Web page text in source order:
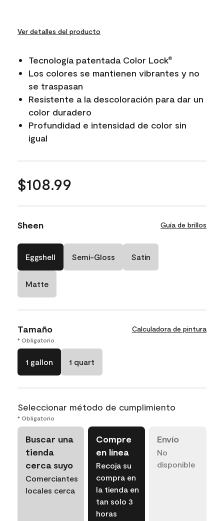
Ver detalles del producto
Tecnología patentada Color Lock®
Los colores se mantienen vibrantes y no
se traspasan
Resistente a la descoloración para dar un
color duradero
Profundidad e intensidad de color sin
igual
$108.99
Sheen Guía de brillos
Eggshell Semi-Gloss Satin
Matte
Tamaño Calculadora de pintura
* Obligatorio
1 gallon 1 quart
Seleccionar método de cumplimiento
* Obligatorio
Buscar una
tienda
cerca suyo
Comerciantes
locales cerca
Compre
en línea
Recoja su
compra en
la tienda en
tan solo 3
horas
Envío
No
disponible